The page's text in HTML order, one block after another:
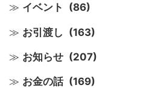
イベント (86)
お引渡し (163)
お知らせ (207)
お金の話 (169)